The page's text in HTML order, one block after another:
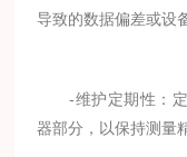
导致的数据偏差或设
-维护定期性：定
器部分，以保持测量